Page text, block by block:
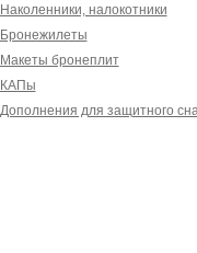
Наколенники, налокотники
Бронежилеты
Макеты бронеплит
КАПы
Дополнения для защитного